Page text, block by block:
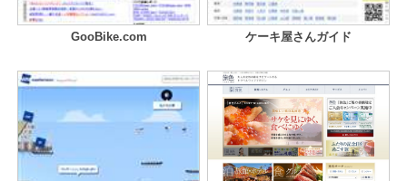
GooBike.com ケーキ屋さんガイド